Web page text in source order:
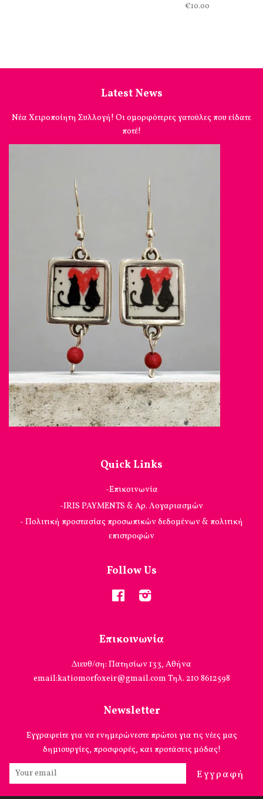
€10.00
Latest News
Νέα Χειροποίητη Συλλογή! Οι ομορφότερες γατούλες που είδατε
ποτέ!
Quick Links
-Επικοινωνία
-IRIS PAYMENTS & Αρ. Λογαριασμών
- Πολιτική προστασίας προσωπικών δεδομένων & πολιτική
επιστροφών
Follow Us
Facebook
Επικοινωνία
Διευθ/ση: Πατησίων 133, Αθήνα
email:katiomorfoxeir@gmail.com Τηλ. 210 8612598
Newsletter
Εγγραφείτε για να ενημερώνεστε πρώτοι για τις νέες μας
δημιουργίες, προσφορές, και προτάσεις μόδας!
Εγγραφή